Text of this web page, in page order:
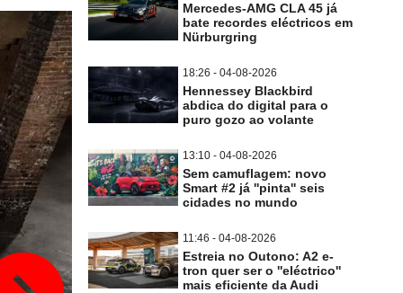
Mercedes-AMG CLA 45 já
bate recordes eléctricos em
Nürburgring
18:26 - 04-08-2026
Hennessey Blackbird
abdica do digital para o
puro gozo ao volante
13:10 - 04-08-2026
Sem camuflagem: novo
Smart #2 já ''pinta'' seis
cidades no mundo
11:46 - 04-08-2026
Estreia no Outono: A2 e-
tron quer ser o ''eléctrico''
mais eficiente da Audi